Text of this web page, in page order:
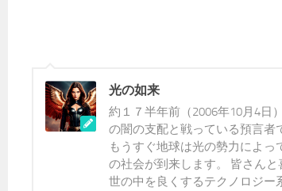
光の如来
約１７半年前（2006年10月4日
の闇の支配と戦っている預言者
もうすぐ地球は光の勢力によ
の社会が到来します。 皆さん
世の中を良くするテクノロジー